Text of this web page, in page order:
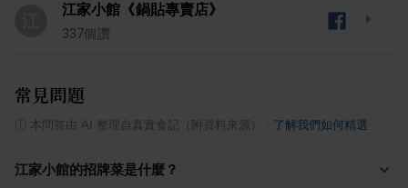
江家小館《鍋貼專賣店》
337個讚
常見問題
本問答由 AI 整理自真實食記（附資料來源） 了解我們如何精選
江家小館的招牌菜是什麼？